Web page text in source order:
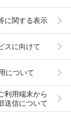
に関する表示
スに向けて
について
利用端末から
送信について